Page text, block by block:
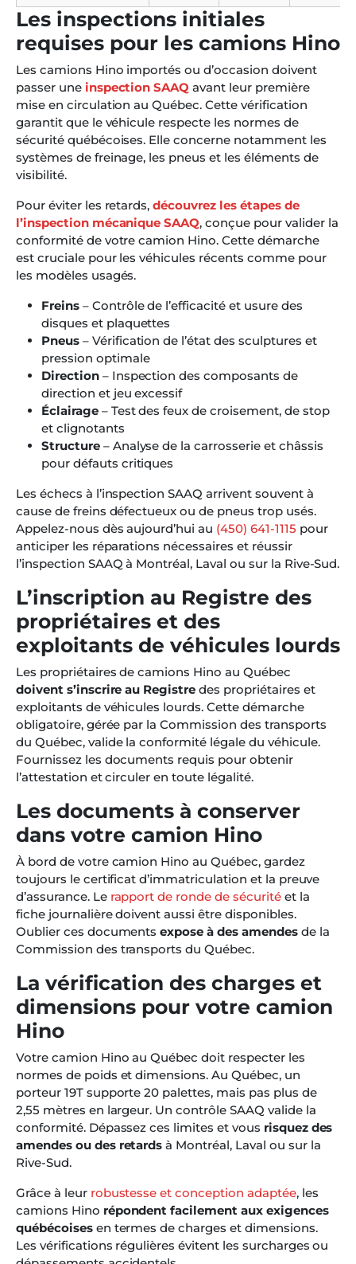
Les inspections initiales
requises pour les camions Hino
Les camions Hino importés ou d’occasion doivent
passer une inspection SAAQ avant leur première
mise en circulation au Québec. Cette vérification
garantit que le véhicule respecte les normes de
sécurité québécoises. Elle concerne notamment les
systèmes de freinage, les pneus et les éléments de
visibilité.
Pour éviter les retards,découvrez les étapes de
l’inspection mécanique SAAQ, conçue pour valider la
conformité de votre camion Hino. Cette démarche
est cruciale pour les véhicules récents comme pour
les modèles usagés.
Freins– Contrôle de l’efficacité et usure des
disques et plaquettes
Pneus– Vérification de l’état des sculptures et
pression optimale
Direction– Inspection des composants de
direction et jeu excessif
Éclairage– Test des feux de croisement, de stop
et clignotants
Structure– Analyse de la carrosserie et châssis
pour défauts critiques
Les échecs à l’inspection SAAQ arrivent souvent à
cause de freins défectueux ou de pneus trop usés.
Appelez-nous dès aujourd’hui au (450) 641-1115 pour
anticiper les réparations nécessaires et réussir
l’inspection SAAQ à Montréal, Laval ou sur la Rive-Sud.
L’inscription au Registre des
propriétaires et des
exploitants de véhicules lourds
Les propriétaires de camions Hino au Québec
doivent s’inscrire au Registre des propriétaires et
exploitants de véhicules lourds. Cette démarche
obligatoire, gérée par la Commission des transports
du Québec, valide la conformité légale du véhicule.
Fournissez les documents requis pour obtenir
l’attestation et circuler en toute légalité.
Les documents à conserver
dans votre camion Hino
À bord de votre camion Hino au Québec, gardez
toujours le certificat d’immatriculation et la preuve
d’assurance. Le rapport de ronde de sécuritéet la
fiche journalière doivent aussi être disponibles.
Oublier ces documentsexpose à des amendesde la
Commission des transports du Québec.
La vérification des charges et
dimensions pour votre camion
Hino
Votre camion Hino au Québec doit respecter les
normes de poids et dimensions. Au Québec, un
porteur 19T supporte 20 palettes, mais pas plus de
2,55 mètres en largeur. Un contrôle SAAQ valide la
conformité. Dépassez ces limites et vous risquez des
amendes ou des retards à Montréal, Laval ou sur la
Rive-Sud.
Grâce à leur robustesse et conception adaptée, les
camions Hino répondent facilement aux exigences
québécoisesen termes de charges et dimensions.
Les vérifications régulières évitent les surcharges ou